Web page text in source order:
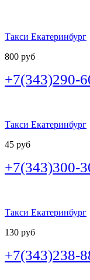
Такси Екатеринбург
800 руб
+7(343)290-
Такси Екатеринбург
45 руб
+7(343)300-
Такси Екатеринбург
130 руб
+7(343)238-